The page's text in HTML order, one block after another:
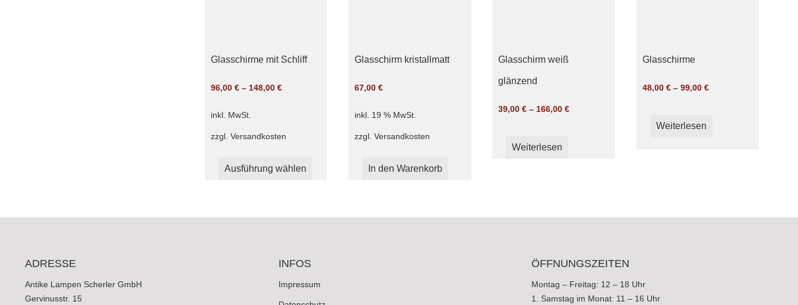
Glasschirme mit Schliff
96,00 €– 148,00 €
inkl. MwSt.
zzgl. Versandkosten
Ausführung wählen
auf
Glasschirm kristallmatt
67,00 €
inkl. 19 % MwSt.
zzgl. Versandkosten
In den Warenkorb
Glasschirm weiß
glänzend
39,00€ –166,00€
Weiterlesen
Glasschirme
48,00 €– 99,00 €
Weiterlesen
ADRESSE
Antike Lampen Scherler GmbH
Gervinusstr. 15
INFOS
Impressum
ÖFFNUNGSZEITEN
Montag – Freitag: 12 – 18 Uhr
1. Samstag im Monat: 11 – 16 Uhr